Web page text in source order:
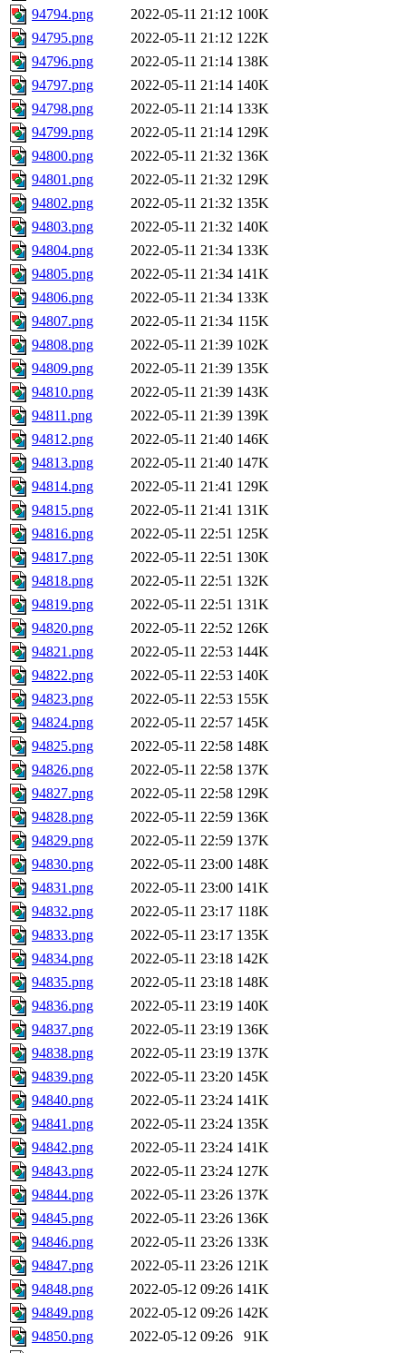
94794.png
2022-05-11 21:12 100K
94795.png
2022-05-11 21:12 122K
94796.png
2022-05-11 21:14 138K
94797.png
2022-05-11 21:14 140K
94798.png
2022-05-11 21:14 133K
94799.png
2022-05-11 21:14 129K
94800.png
2022-05-11 21:32 136K
94801.png
2022-05-11 21:32 129K
94802.png
2022-05-11 21:32 135K
94803.png
2022-05-11 21:32 140K
94804.png
2022-05-11 21:34 133K
94805.png
2022-05-11 21:34 141K
94806.png
2022-05-11 21:34 133K
94807.png
2022-05-11 21:34 115K
94808.png
2022-05-11 21:39 102K
94809.png
2022-05-11 21:39 135K
94810.png
2022-05-11 21:39 143K
94811.png
2022-05-11 21:39 139K
94812.png
2022-05-11 21:40 146K
94813.png
2022-05-11 21:40 147K
94814.png
2022-05-11 21:41 129K
94815.png
2022-05-11 21:41 131K
94816.png
2022-05-11 22:51 125K
94817.png
2022-05-11 22:51 130K
94818.png
2022-05-11 22:51 132K
94819.png
2022-05-11 22:51 131K
94820.png
2022-05-11 22:52 126K
94821.png
2022-05-11 22:53 144K
94822.png
2022-05-11 22:53 140K
94823.png
2022-05-11 22:53 155K
94824.png
2022-05-11 22:57 145K
94825.png
2022-05-11 22:58 148K
94826.png
2022-05-11 22:58 137K
94827.png
2022-05-11 22:58 129K
94828.png
2022-05-11 22:59 136K
94829.png
2022-05-11 22:59 137K
94830.png
2022-05-11 23:00 148K
94831.png
2022-05-11 23:00 141K
94832.png
2022-05-11 23:17 118K
94833.png
2022-05-11 23:17 135K
94834.png
2022-05-11 23:18 142K
94835.png
2022-05-11 23:18 148K
94836.png
2022-05-11 23:19 140K
94837.png
2022-05-11 23:19 136K
94838.png
2022-05-11 23:19 137K
94839.png
2022-05-11 23:20 145K
94840.png
2022-05-11 23:24 141K
94841.png
2022-05-11 23:24 135K
94842.png
2022-05-11 23:24 141K
94843.png
2022-05-11 23:24 127K
94844.png
2022-05-11 23:26 137K
94845.png
2022-05-11 23:26 136K
94846.png
2022-05-11 23:26 133K
94847.png
2022-05-11 23:26 121K
94848.png
2022-05-12 09:26 141K
94849.png
2022-05-12 09:26 142K
94850.png
2022-05-12 09:26
91K